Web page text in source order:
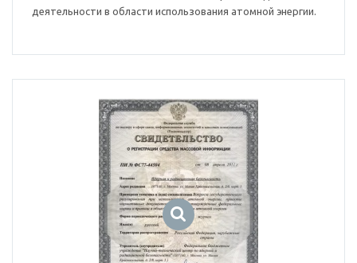
деятельности в области использования атомной энергии.